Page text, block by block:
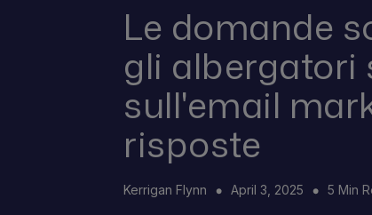
Le domande
gli albergatori
sull'email
risposte
Kerrigan Flynn April 3, 2025 5 Min